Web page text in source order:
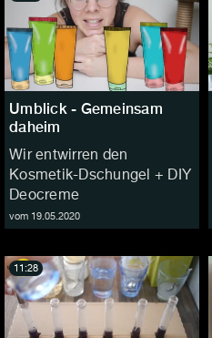
Umblick - Gemeinsam
daheim
Wir entwirren den
Kosmetik-Dschungel + DIY
Deocreme
vom 19.05.2020
11:28